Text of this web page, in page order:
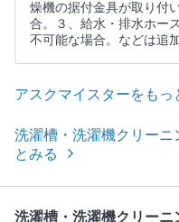
燥機の据付金具が取り付
合。３、給水・排水ホー
不可能な場合。などは追
アスクマイスターをもっ
洗濯槽・洗濯機クリーニ
とみる
洗濯槽・洗濯機クリー